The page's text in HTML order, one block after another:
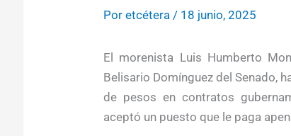
Por etcétera / 18 junio, 2025
El morenista Luis Humberto
Belisario Domínguez del Senado,
de pesos en contratos
aceptó un puesto que le paga